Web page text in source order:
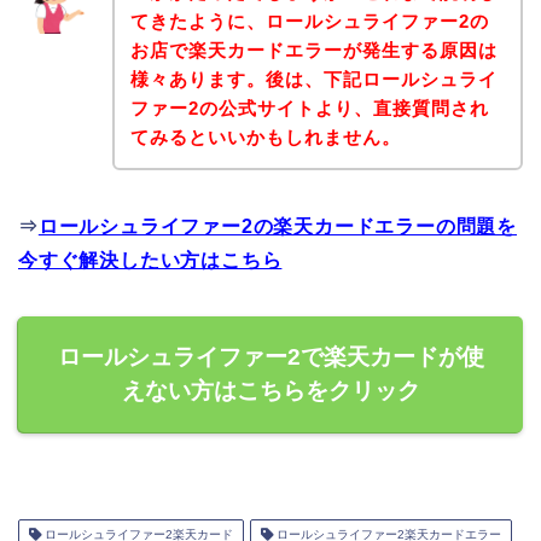
てきたように、ロールシュライファー2の
お店で楽天カードエラーが発生する原因は
様々あります。後は、下記ロールシュライ
ファー2の公式サイトより、直接質問され
てみるといいかもしれません。
⇒ ロールシュライファー2の楽天カードエラーの問題を
今すぐ解決したい方はこちら
ロールシュライファー2で楽天カードが使
えない方はこちらをクリック
ロールシュライファー2楽天カード ロールシュライファー2楽天カードエラー